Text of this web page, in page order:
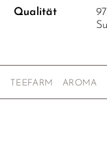
Qualität
TEEFARM AROMA